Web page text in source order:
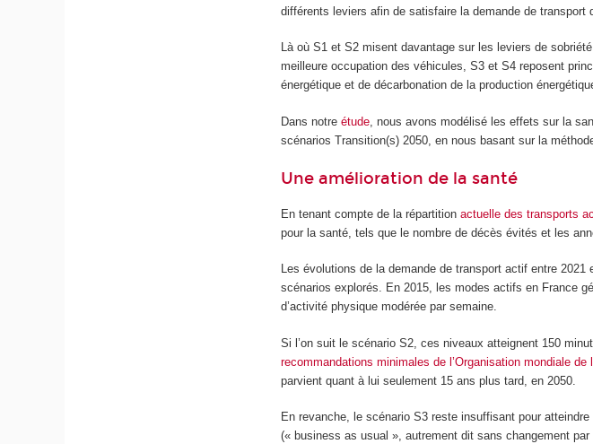
différents leviers afin de satisfaire la demande de transport
Là où S1 et S2 misent davantage sur les leviers de
meilleure occupation des véhicules, S3 et S4 reposent
énergétique et de décarbonation de la production
Dans notreétude , nous avons modélisé les effets sur la
scénarios Transition(s) 2050, en nous basant sur la
Une amélioration de la santé
En tenant compte de la répartitionactuelle des transports
pour la santé, tels que le nombre de décès évités et les
Les évolutions de la demande de transport actif entre
scénarios explorés. En 2015, les modes actifs en France
d’activité physique modérée par semaine.
Si l’on suit le scénario S2, ces niveaux atteignent 150
recommandations minimales de l’Organisation mondiale
parvient quant à lui seulement 15 ans plus tard, en 2050.
En revanche, le scénario S3 reste insuffisant pour
(« business as usual », autrement dit sans changement